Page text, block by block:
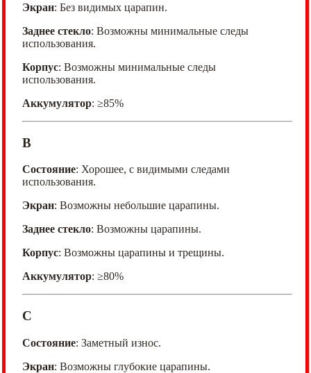
Экран: Без видимых царапин.
Заднее стекло: Возможны минимальные следы
использования.
Корпус: Возможны минимальные следы
использования.
Аккумулятор: ≥85%
B
Состояние: Хорошее, с видимыми следами
использования.
Экран: Возможны небольшие царапины.
Заднее стекло: Возможны царапины.
Корпус: Возможны царапины и трещины.
Аккумулятор: ≥80%
C
Состояние: Заметный износ.
Экран: Возможны глубокие царапины.